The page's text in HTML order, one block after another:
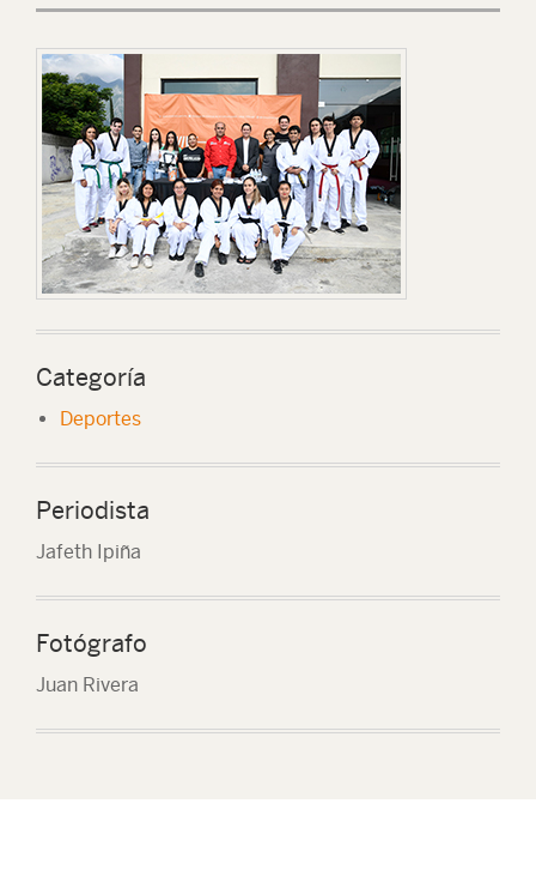
Categoría
Deportes
Periodista
Jafeth Ipiña
Fotógrafo
Juan Rivera